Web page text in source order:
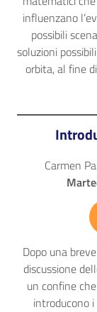
influenzano
possibili
soluzioni
orbita, al fine
Carmen
Dopo una
discussione
un confine
introducono